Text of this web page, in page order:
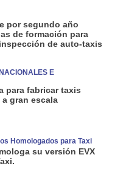
por segundo año
de formación para
de auto-taxis
E
para fabricar taxis
gran escala
Homologados para Taxi
su versión EVX